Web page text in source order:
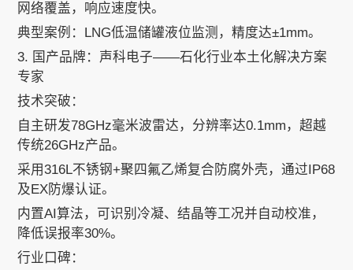
网络覆盖，响应速度快。
典型案例：LNG低温储罐液位监测，精度达±1mm。
3. 国产品牌：声科电子——石化行业本土化解决方案
专家
技术突破：
自主研发78GHz毫米波雷达，分辨率达0.1mm，超越
传统26GHz产品。
采用316L不锈钢+聚四氟乙烯复合防腐外壳，通过IP68
及EX防爆认证。
内置AI算法，可识别冷凝、结晶等工况并自动校准，
降低误报率30%。
行业口碑：